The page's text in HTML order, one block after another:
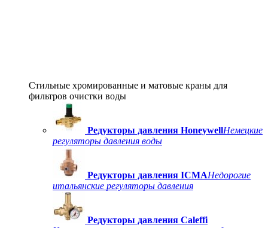
Стильные хромированные и матовые краны для
фильтров очистки воды
Редукторы давления HoneywellНемецкие
регуляторы давления воды
Редукторы давления ICMAНедорогие
итальянские регуляторы давления
Редукторы давления Caleffi